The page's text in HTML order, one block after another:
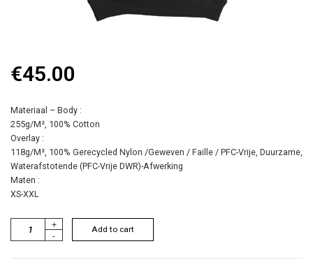
€45.00
Materiaal – Body :
255g/M², 100% Cotton
Overlay :
118g/M², 100% Gerecycled Nylon /Geweven / Faille / PFC-Vrije, Duurzame,
Waterafstotende (PFC-Vrije DWR)-Afwerking
Maten :
XS-XXL
+
-
Add to cart